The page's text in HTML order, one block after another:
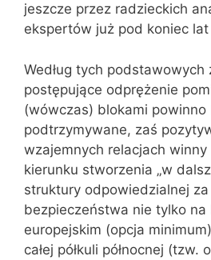
jeszcze przez radzieckich
ekspertów już pod koniec
Według tych podstawowych
postępujące odprężenie
(wówczas) blokami powinno
podtrzymywane, zaś
wzajemnych relacjach winny
kierunku stworzenia „w
struktury odpowiedzialnej za
bezpieczeństwa nie tylko na
europejskim (opcja
całej półkuli północnej (tzw.